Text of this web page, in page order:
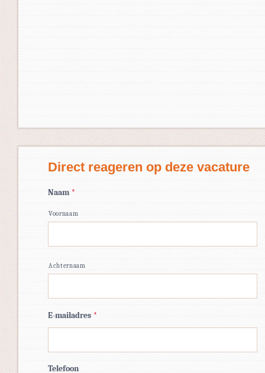
Direct reageren op deze vacature
Naam *
Voornaam
Achternaam
E-mailadres *
Telefoon